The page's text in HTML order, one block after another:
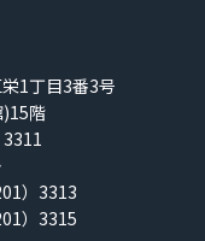
1丁目3番3号
階
）3313
）3315